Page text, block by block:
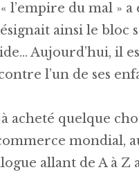
« l’empire du mal »
ainsi le bloc
Aujourd’hui, il
l’un de ses
acheté quelque
mondial,
allant de A à